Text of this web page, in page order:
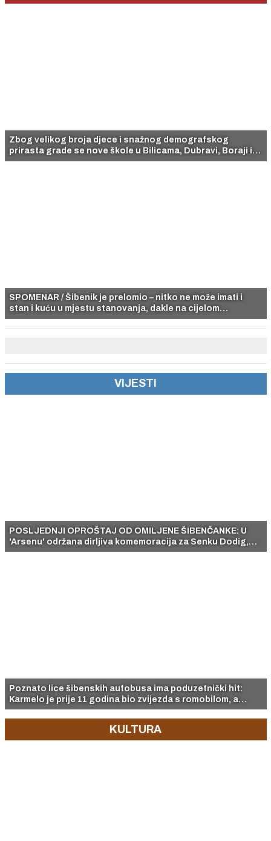
Zbog velikog broja djece i snažnog demografskog
prirasta grade se nove škole u Bilicama, Dubravi, Boraji i
Gorišu, a na otoku Krapnju su uređene dvije škole.
SPOMENAR / Šibenik je prelomio – nitko ne može imati i
stan i kuću u mjestu stanovanja, dakle na cijelom
šibenskom području pa ni na Jadriji.
VIJESTI
POSLJEDNJI OPROŠTAJ OD OMILJENE ŠIBENČANKE: U
'Arsenu' održana dirljiva komemoracija za Senku Dodig,
ženu koja je cijeli život 'letjela do snova'
Poznato lice šibenskih autobusa ima poduzetnički hit:
Karmelo je prije 11 godina bio zvijezda s romobilom, a
danas stvara magiju na vjenčanjima i zarukama
KULTURA